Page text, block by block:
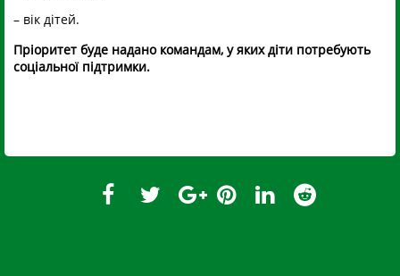
– вік дітей.
Пріоритет буде надано командам, у яких діти потребують
соціальної підтримки.